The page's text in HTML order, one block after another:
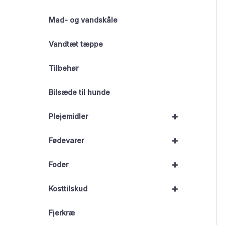
Mad- og vandskåle
Vandtæt tæppe
Tilbehør
Bilsæde til hunde
+
Plejemidler
+
Fødevarer
+
Foder
+
Kosttilskud
Fjerkræ